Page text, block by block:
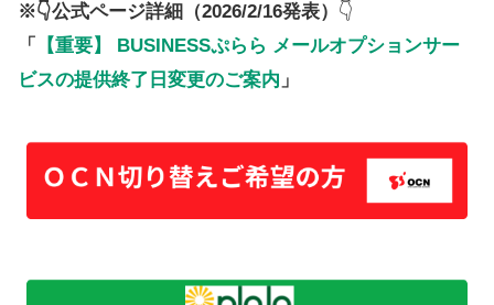
※👇公式ページ詳細（2026/2/16発表） 👇
「
【重要】 BUSINESSぷらら メールオプションサー
ビスの提供終了日変更のご案内 」